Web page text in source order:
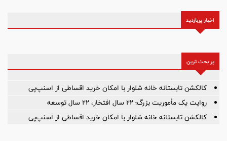
اخبار پربازدید
پر بحث ترین
کالکشن تابستانه خانه شلوار با امکان خرید اقساطی از اسنپ‌پی
روایت یک مأموریت بزرگ؛ ۲۲ سال افتخار، ۲۲ سال توسعه
کالکشن تابستانه خانه شلوار با امکان خرید اقساطی از اسنپ‌پی